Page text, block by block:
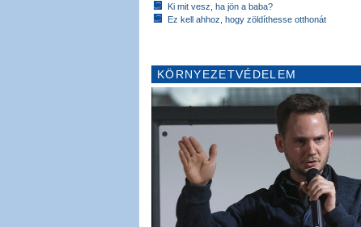
Ki mit vesz, ha jön a baba?
Ez kell ahhoz, hogy zöldíthesse otthonát
KÖRNYEZETVÉDELEM